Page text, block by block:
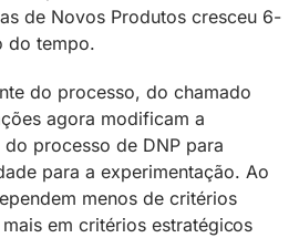
de Novos Produtos cresceu 6-
do tempo.
do processo, do chamado
agora modificam a
processo de DNP para
para a experimentação. Ao
menos de critérios
em critérios estratégicos